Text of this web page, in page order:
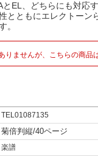
とEL、どちらにも対応
とともにエレクトーン
。
りませんが、こちらの商品
TEL01087135
菊倍判縦/40ページ
楽譜